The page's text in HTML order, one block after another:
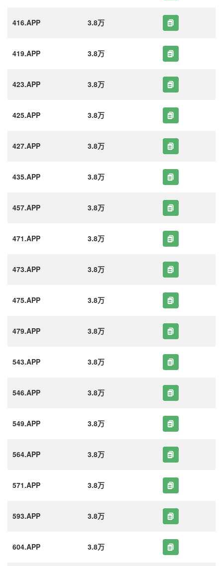
416.APP 3.8万
419.APP 3.8万
423.APP 3.8万
425.APP 3.8万
427.APP 3.8万
435.APP 3.8万
457.APP 3.8万
471.APP 3.8万
473.APP 3.8万
475.APP 3.8万
479.APP 3.8万
543.APP 3.8万
546.APP 3.8万
549.APP 3.8万
564.APP 3.8万
571.APP 3.8万
593.APP 3.8万
604.APP 3.8万